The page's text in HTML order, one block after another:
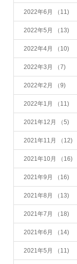
2022年6月 （11)
2022年5月 （13)
2022年4月 （10)
2022年3月 （7)
2022年2月 （9)
2022年1月 （11)
2021年12月 （5)
2021年11月 （12)
2021年10月 （16)
2021年9月 （16)
2021年8月 （13)
2021年7月 （18)
2021年6月 （14)
2021年5月 （11)